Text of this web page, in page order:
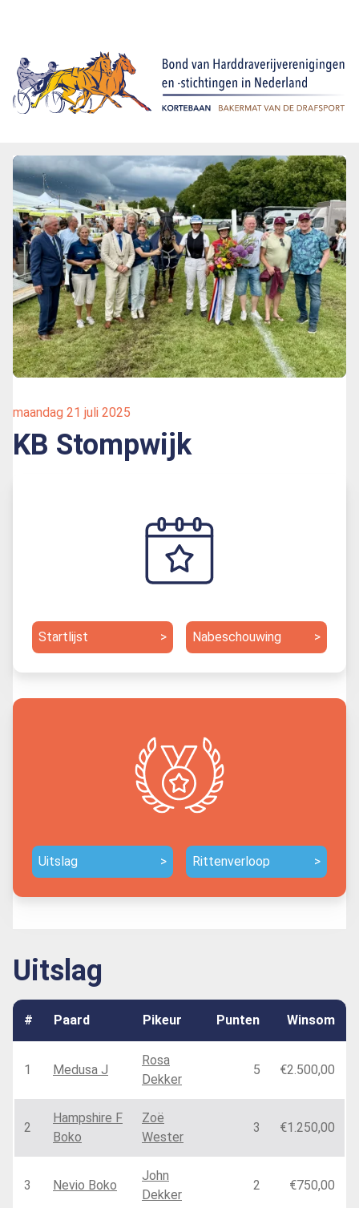
maandag 21 juli 2025
KB Stompwijk
Startlijst > Nabeschouwing >
Uitslag > Rittenverloop >
Uitslag
# Paard Pikeur Punten Winsom
1 Medusa J
Rosa
Dekker
5 €2.500,00
2
Hampshire F
Boko
Zoë
Wester
3 €1.250,00
3 Nevio Boko
John
Dekker
2 €750,00